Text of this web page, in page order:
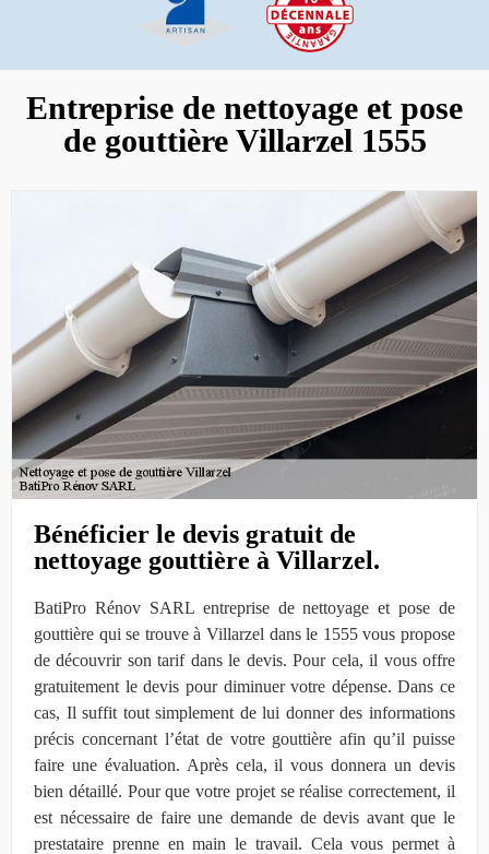
Entreprise de nettoyage et pose
de gouttière Villarzel 1555
Bénéficier le devis gratuit de
nettoyage gouttière à Villarzel.
BatiPro Rénov SARL entreprise de nettoyage et pose de
gouttière qui se trouve à Villarzel dans le 1555 vous propose
de découvrir son tarif dans le devis. Pour cela, il vous offre
gratuitement le devis pour diminuer votre dépense. Dans ce
cas, Il suffit tout simplement de lui donner des informations
précis concernant l’état de votre gouttière afin qu’il puisse
faire une évaluation. Après cela, il vous donnera un devis
bien détaillé. Pour que votre projet se réalise correctement, il
est nécessaire de faire une demande de devis avant que le
prestataire prenne en main le travail. Cela vous permet à